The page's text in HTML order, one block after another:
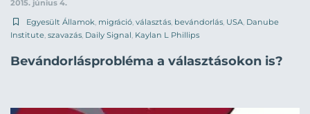
2015. június 4.
Egyesült Államok migráció választás bevándorlás USA Danube
Institute szavazás Daily Signal Kaylan L Phillips
Bevándorlásprobléma a választásokon is?